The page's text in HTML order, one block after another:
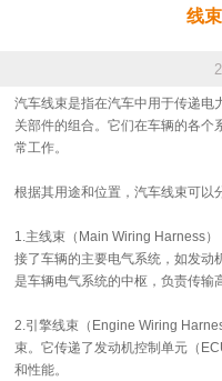
线
汽车线束是指在汽车中用于传递电
关部件的组合。它们在车辆的各个
常工作。
根据其用途和位置，汽车线束可以
1.主线束（Main Wiring Harness
接了车辆的主要电气系统，如发动
是车辆电气系统的中枢，负责传输
2.引擎线束（Engine Wiring
束。它传递了发动机控制单元（
和性能。